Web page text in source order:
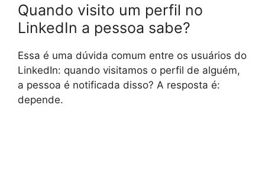
Quando visito um perfil no
LinkedIn a pessoa sabe?
Essa é uma dúvida comum entre os usuários do
LinkedIn: quando visitamos o perfil de alguém,
a pessoa é notificada disso? A resposta é:
depende.